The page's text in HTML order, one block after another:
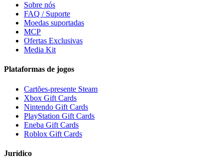
Sobre nós
FAQ / Suporte
Moedas suportadas
MCP
Ofertas Exclusivas
Media Kit
Plataformas de jogos
Cartões-presente Steam
Xbox Gift Cards
Nintendo Gift Cards
PlayStation Gift Cards
Eneba Gift Cards
Roblox Gift Cards
Jurídico